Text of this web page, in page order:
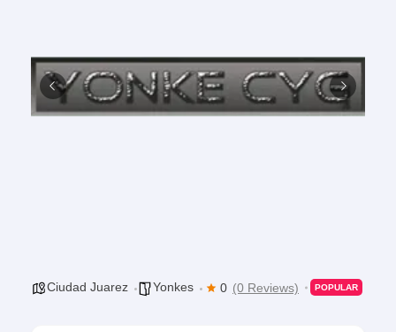
Ciudad Juarez Yonkes 0 (0 Reviews) POPULAR